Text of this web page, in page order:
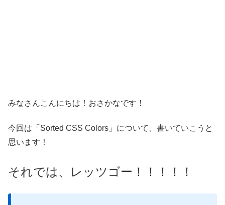
みなさんこんにちは！おさかなです！
今回は「Sorted CSS Colors」について、書いていこうと
思います！
それでは、レッツゴー！！！！！